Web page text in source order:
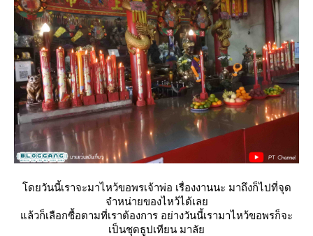
ดยวันนี้เราจะมาไหว้ขอพรเจ้าพ่อ เรื่องงานนะ มาถึงก็ไปที่จุด
จำหน่ายของไหว้ได้เล
ล้วก็เลือกซื้อตามที่เราต้องการ อย่างวันนี้เรามาไหว้ขอพรก็จะ
เป็นชุดธูปเทียน มาลั